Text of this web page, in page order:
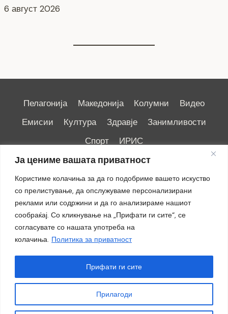
Ја цениме вашата приватност
Користиме колачиња за да го подобриме вашето искуство
со прелистување, да опслужуваме персонализирани
реклами или содржини и да го анализираме нашиот
сообраќај. Со кликнување на „Прифати ги сите“, се
согласувате со нашата употреба на
колачиња. Политика за приватност
Прилагоди
Прифати ги сите
6 август 2026
Пелагонија Македонија Колумни
Видео
Емисии
Култура Здравје
Занимливости
Спорт
ИРИС
Импресум|Маркетинг
© 2018 - 2026 ОТВ